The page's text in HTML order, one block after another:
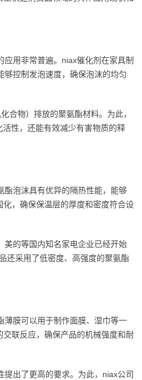
用非常普遍。niax催化剂在家具制
控制发泡速度，确保泡沫的均匀
合物）排放的聚氨酯材料。为此，
性，还能有效减少有害物质的释
酯泡沫具有优异的隔热性能，能够
，确保保温层的厚度和密度符合设
美的等国内知名家电企业已经开始
还采用了低密度、高强度的聚氨酯
薄膜可以用于制作面膜、湿巾等一
联反应，确保产品的机械强度和耐
出了更高的要求。为此，niax公司